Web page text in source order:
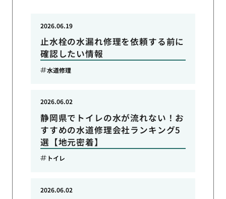
止水栓の水漏れ修理を依頼する前に
確認したい情報
2026.06.19
水道修理
静岡県でトイレの水が流れない！お
すすめの水道修理会社ランキング5
選【地元密着】
2026.06.02
トイレ
2026.06.02